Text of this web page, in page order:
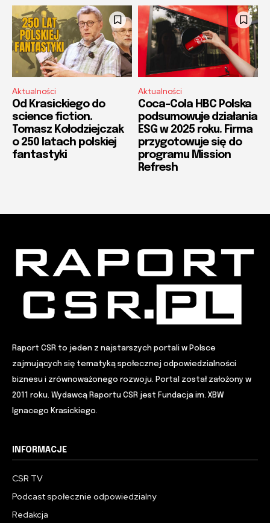
Aktualności
Od Krasickiego do
science fiction.
Tomasz Kołodziejczak
o 250 latach polskiej
fantastyki
Aktualności
Coca-Cola HBC Polska
podsumowuje działania
ESG w 2025 roku. Firma
przygotowuje się do
programu Mission
Refresh
Raport CSR to jeden z najstarszych portali w Polsce
zajmujących się tematyką społecznej odpowiedzialności
biznesu i zrównoważonego rozwoju. Portal został założony w
2011 roku. Wydawcą Raportu CSR jest Fundacja im. XBW
Ignacego Krasickiego.
INFORMACJE
CSR TV
Podcast społecznie odpowiedzialny
Redakcja